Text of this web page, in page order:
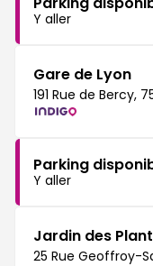
Y aller
Gare de Lyon
191 Rue de Bercy,
Parking
Y aller
Jardin des
25 Rue Geoffroy-